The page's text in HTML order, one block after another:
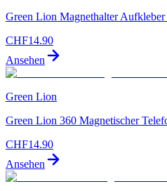
Green Lion Magnethalter
CHF14.90
Ansehen
Green Lion
Green Lion 360 Magnetischer
CHF14.90
Ansehen